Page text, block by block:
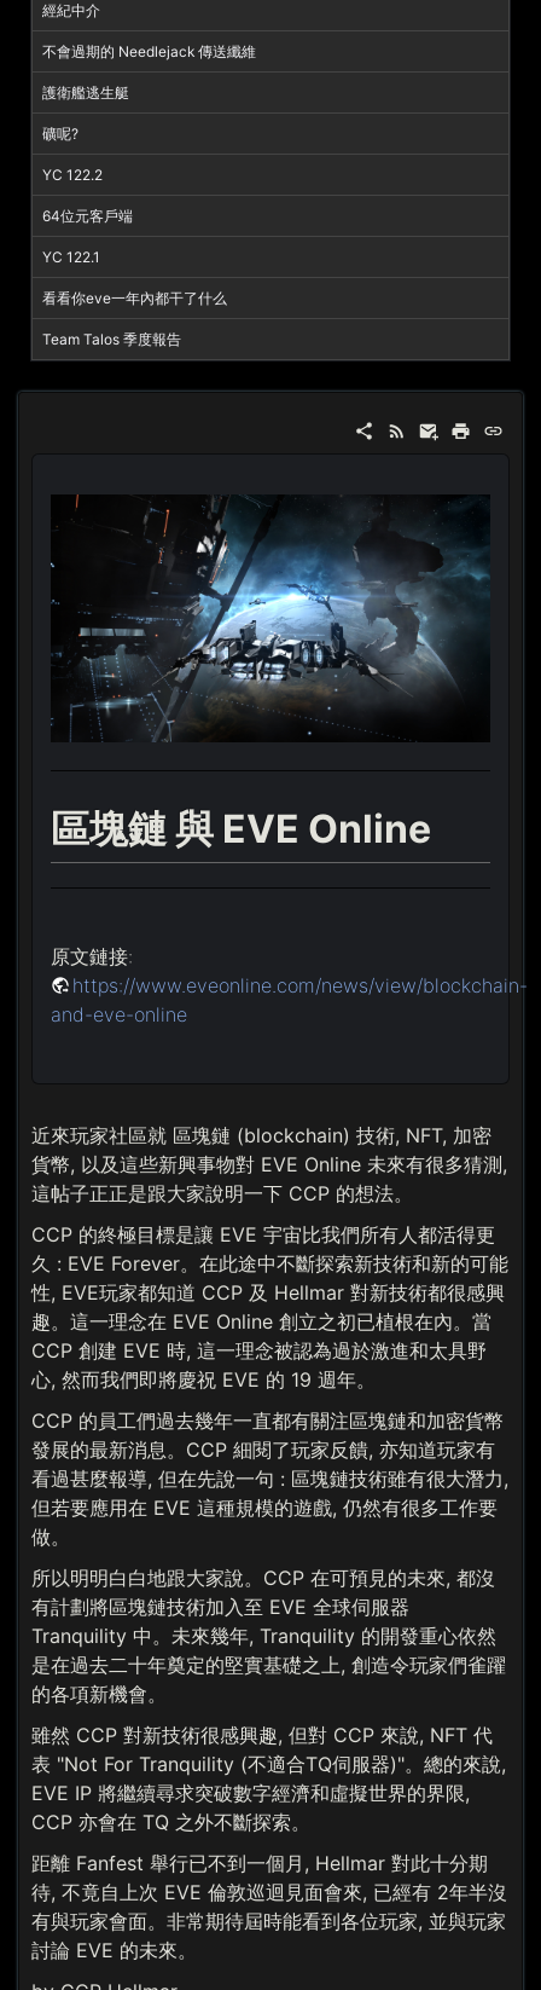
經紀中介
不會過期的 Needlejack 傳送纖維
護衛艦逃生艇
礦呢?
YC 122.2
64位元客戶端
YC 122.1
看看你eve一年內都干了什么
Team Talos 季度報告
區塊鏈 與 EVE Online
原文鏈接:
https://www.eveonline.com/news/view/blockchain-
and-eve-online
近來玩家社區就 區塊鏈 (blockchain) 技術, NFT, 加密
貨幣, 以及這些新興事物對 EVE Online 未來有很多猜測,
這帖子正正是跟大家說明一下 CCP 的想法。
CCP 的終極目標是讓 EVE 宇宙比我們所有人都活得更
久 : EVE Forever。在此途中不斷探索新技術和新的可能
性, EVE玩家都知道 CCP 及 Hellmar 對新技術都很感興
趣。這一理念在 EVE Online 創立之初已植根在內。當
CCP 創建 EVE 時, 這一理念被認為過於激進和太具野
心, 然而我們即將慶祝 EVE 的 19 週年。
CCP 的員工們過去幾年一直都有關注區塊鏈和加密貨幣
發展的最新消息。CCP 細閱了玩家反饋, 亦知道玩家有
看過甚麼報導, 但在先說一句 : 區塊鏈技術雖有很大潛力,
但若要應用在 EVE 這種規模的遊戲, 仍然有很多工作要
做。
所以明明白白地跟大家說。CCP 在可預見的未來, 都沒
有計劃將區塊鏈技術加入至 EVE 全球伺服器
Tranquility 中。未來幾年, Tranquility 的開發重心依然
是在過去二十年奠定的堅實基礎之上, 創造令玩家們雀躍
的各項新機會。
雖然 CCP 對新技術很感興趣, 但對 CCP 來說, NFT 代
表 "Not For Tranquility (不適合TQ伺服器)"。總的來說,
EVE IP 將繼續尋求突破數字經濟和虛擬世界的界限,
CCP 亦會在 TQ 之外不斷探索。
距離 Fanfest 舉行已不到一個月, Hellmar 對此十分期
待, 不竟自上次 EVE 倫敦巡迴見面會來, 已經有 2年半沒
有與玩家會面。非常期待屆時能看到各位玩家, 並與玩家
討論 EVE 的未來。